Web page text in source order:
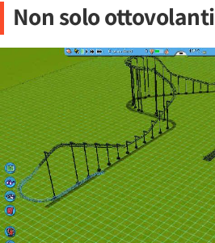
Non solo ottovolanti